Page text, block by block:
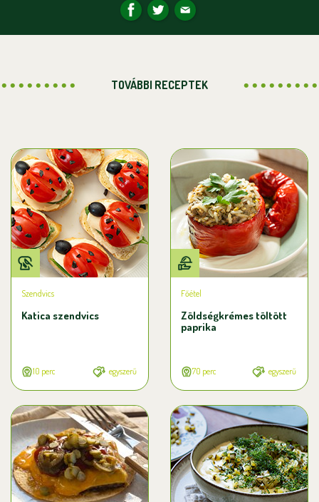
TOVÁBBI RECEPTEK
Szendvics
Katica szendvics
10 perc egyszerű
Főétel
Zöldségkrémes töltött
paprika
70 perc egyszerű